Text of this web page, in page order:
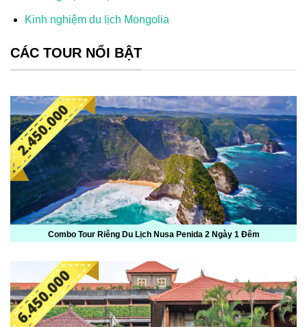
Kinh nghiệm du lịch Mongolia
CÁC TOUR NỔI BẬT
Combo Tour Riêng Du Lịch Nusa Penida 2 Ngày 1 Đêm